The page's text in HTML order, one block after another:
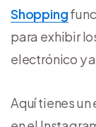
Shopping
para exhibir
electrónico y
Aquí tienes